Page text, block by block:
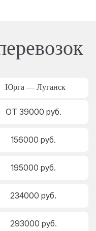
Юрга — Луганск
ОТ 39000 руб.
156000 руб.
195000 руб.
234000 руб.
293000 руб.